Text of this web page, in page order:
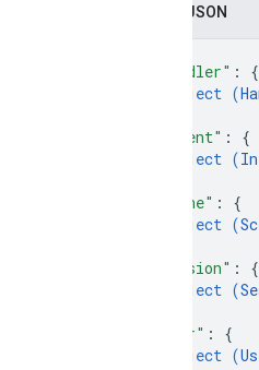
Zapis JSON
"handler" : {
object (
"intent" : {
object (
"scene" : {
object (
"session" : {
object (
"user" : {
object (